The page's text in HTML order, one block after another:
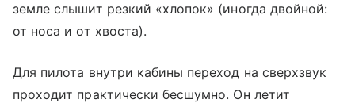
земле слышит резкий «хлопок» (иногда двойной:
от носа и от хвоста).
Для пилота внутри кабины переход на сверхзвук
проходит практически бесшумно. Он летит